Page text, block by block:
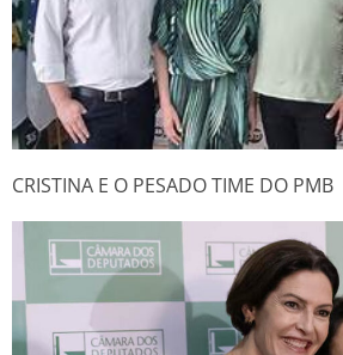
CRISTINA E O PESADO TIME DO PMB